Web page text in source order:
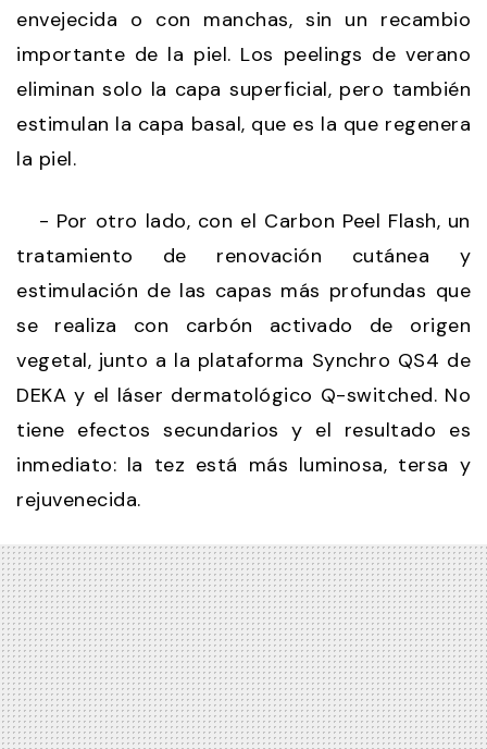
envejecida o con manchas, sin un recambio
importante de la piel. Los peelings de verano
eliminan solo la capa superficial, pero también
estimulan la capa basal, que es la que regenera
la piel.
- Por otro lado, con el Carbon Peel Flash, un
tratamiento de renovación cutánea y
estimulación de las capas más profundas que
se realiza con carbón activado de origen
vegetal, junto a la plataforma Synchro QS4 de
DEKA y el láser dermatológico Q-switched. No
tiene efectos secundarios y el resultado es
inmediato: la tez está más luminosa, tersa y
rejuvenecida.